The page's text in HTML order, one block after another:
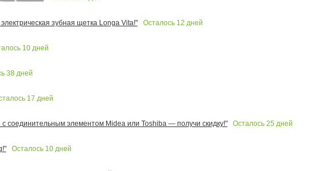
зубная щетка Longa Vita!"
Осталось 12 дней
10дней
38дней
17 дней
соединительным элементом Midea или Toshiba — получи скидку!"
Осталось 25 дней
Осталось 10дней